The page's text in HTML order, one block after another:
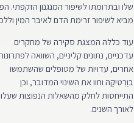
שלו ובתרומתו לשיפור המנגנון
מביא לשיפור זרימת הדם לאיבר המין
עוד כללה המצגת סקירה של מחקרים
עדכניים, נתונים קליניים, השוואה
אחרים, עדויות של מטופלים שהשתמשו
בוֶרְטִיקָה וחוו את השינוי המדובר, וכן
התייחסות לחלק מהשאלות הנפוצות שעלו
לאורך השנים.